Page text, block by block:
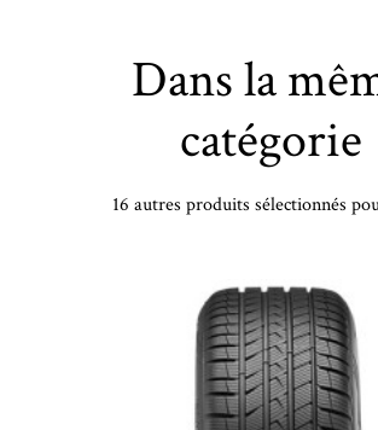
Dans la
catégorie
16 autres produits sélectionnés